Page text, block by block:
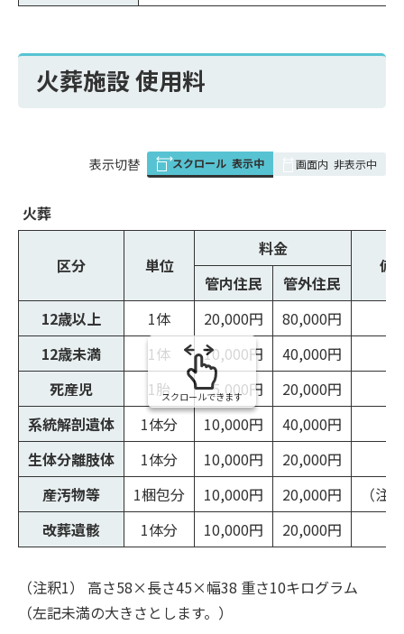
火葬施設 使用料
表
の
表示切替 スクロール 表示中 画面内 非表示中
火葬
区分 単位
料金
備
管内住民
管外住民
12歳以上
1体 20,000円
80,000円
12歳未満
1体 10,000円
40,000円
死産児
1胎 5,000円
20,000円
系統解剖遺体
1体分 10,000円
40,000円
生体分離肢体
1体分 10,000円
20,000円
産汚物等
1梱包分 10,000円 20,000円
（注
改葬遺骸
1体分 10,000円 20,000円
スクロールできます
（注釈1） 高さ58×長さ45×幅38 重さ10キログラム
（左記未満の大きさとします。）